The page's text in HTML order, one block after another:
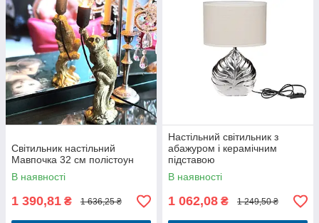
Світильник настільний
Мавпочка 32 см полістоун
В наявності
1 390,81 ₴ 1 636,25 ₴
Настільний світильник з
абажуром і керамічним
підставою
В наявності
1 062,08 ₴ 1 249,50 ₴